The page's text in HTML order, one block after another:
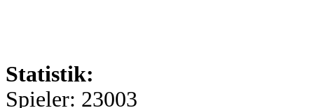
Statistik:
Spieler: 23003